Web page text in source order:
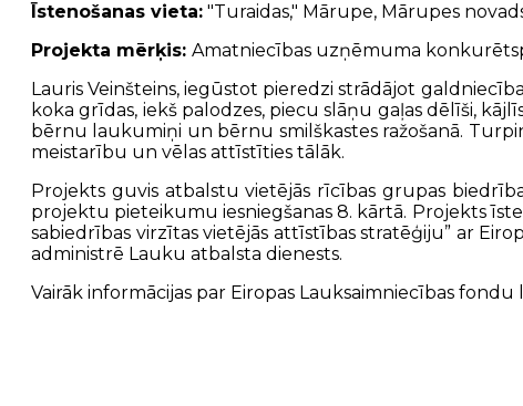
Īstenošanas vieta: "Turaidas," Mārupe, Mārupes
Projekta mērķis: Amatniecības uzņēmuma
Lauris Veinšteins, iegūstot pieredzi strādājot
koka grīdas, iekš palodzes, piecu slāņu gaļas dēlīši,
bērnu laukumiņi un bērnu smilškastes ražošanā.
meistarību un vēlas attīstīties tālāk.
Projekts guvis atbalstu vietējās rīcības grupas
projektu pieteikumu iesniegšanas 8. kārtā. Projekts
sabiedrības virzītas vietējās attīstības stratēģiju” ar
administrē Lauku atbalsta dienests.
Vairāk informācijas par Eiropas Lauksaimniecības